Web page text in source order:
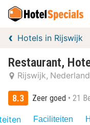
Hotels in Rijswijk
Restaurant,
Rijswijk Nederland
8.3 Zeer goed 21
Faciliteiten